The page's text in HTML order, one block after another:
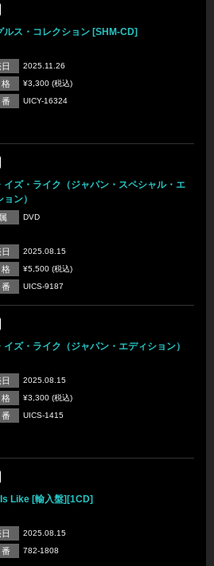
ルス・コレクション [SHM-CD]
2025.11.26
¥3,300 (税込)
UICY-16324
イズ・ライク（ジャパン・スペシャル・エ
ン）
DVD
2025.08.15
¥5,500 (税込)
UICS-9187
イズ・ライク（ジャパン・エディション）
2025.08.15
¥3,300 (税込)
UICS-1415
Like [輸入盤][1CD]
2025.08.15
782-1808